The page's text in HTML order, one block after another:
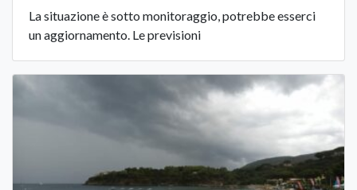
La situazione è sotto monitoraggio, potrebbe esserci
un aggiornamento. Le previsioni